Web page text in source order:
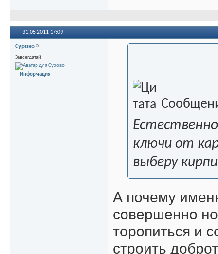
31.05.2011 17:09
Сурово
Завсегдатай
Информация
ключи от
выберу
А почему
совершенно
торопиться и
строить